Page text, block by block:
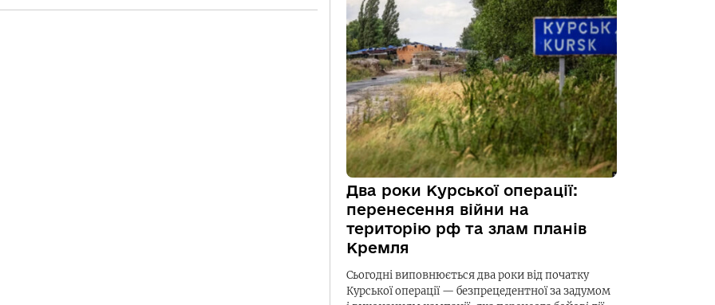
Два роки Курської операції:
перенесення війни на
територію рф та злам планів
Кремля
Сьогодні виповнюється два роки від початку
Курської операції — безпрецедентної за задумом